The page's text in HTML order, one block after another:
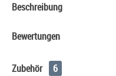
Beschreibung
Bewertungen
Zubehör 6